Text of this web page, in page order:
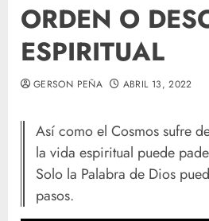
ORDEN O
ESPIRITUAL
GERSON PEÑA ABRIL 13, 2022
Así como el Cosmos sufre
la vida espiritual puede
Solo la Palabra de Dios
pasos.